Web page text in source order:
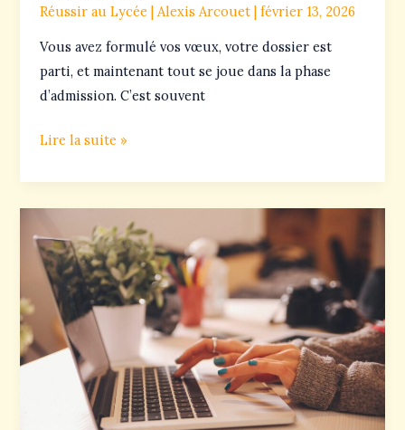
Réussir au Lycée |Alexis Arcouet |février 13, 2026
Vous avez formulé vos vœux, votre dossier est
parti, et maintenant tout se joue dans la phase
d’admission. C’est souvent
Lire la suite »
de
motivation
Parcoursup
exemples
conseils